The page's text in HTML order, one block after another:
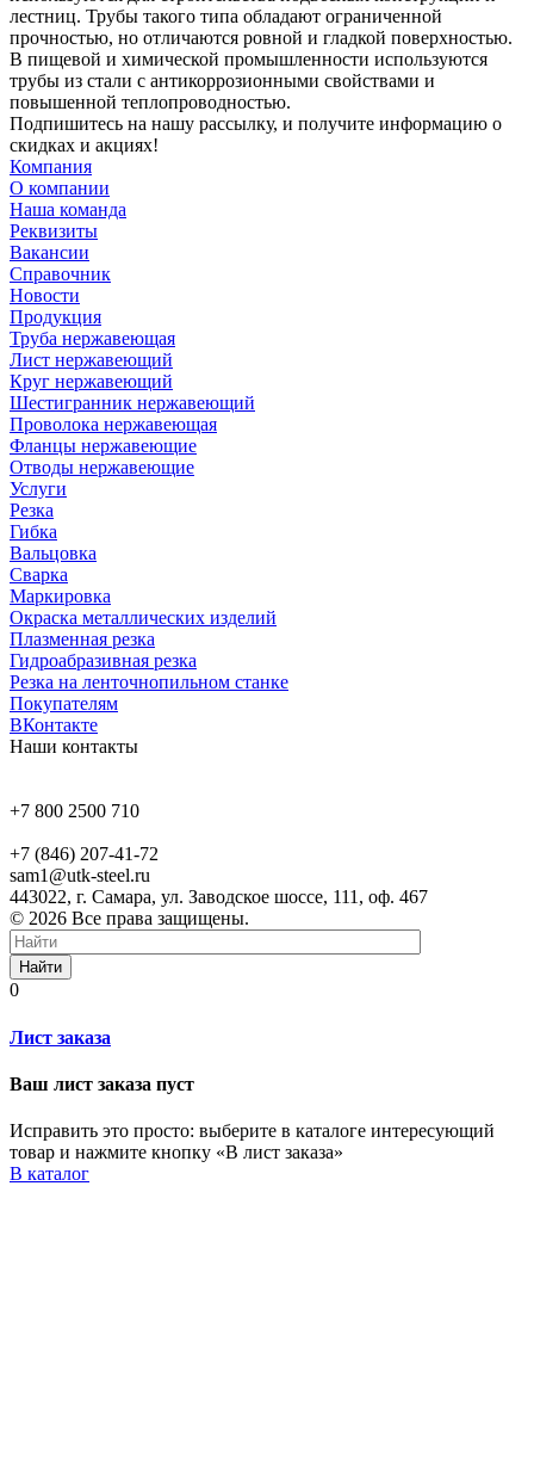
лестниц. Трубы такого типа обладают ограниченной
прочностью, но отличаются ровной и гладкой поверхностью.
В пищевой и химической промышленности используются
трубы из стали с антикоррозионными свойствами и
повышенной теплопроводностью.
Подпишитесь на нашу рассылку, и получите информацию о
скидках и акциях!
Компания
О компании
Наша команда
Реквизиты
Вакансии
Справочник
Новости
Продукция
Труба нержавеющая
Лист нержавеющий
Круг нержавеющий
Шестигранник нержавеющий
Проволока нержавеющая
Фланцы нержавеющие
Отводы нержавеющие
Услуги
Резка
Гибка
Вальцовка
Сварка
Маркировка
Окраска металлических изделий
Плазменная резка
Гидроабразивная резка
Резка на ленточнопильном станке
Покупателям
ВКонтакте
Наши контакты
+7 800 2500 710
+7 (846) 207-41-72
sam1@utk-steel.ru
443022, г. Самара, ул. Заводское шоссе, 111, оф. 467
© 2026 Все права защищены.
Найти
0
Лист заказа
Ваш лист заказа пуст
Исправить это просто: выберите в каталоге интересующий
товар и нажмите кнопку «В лист заказа»
В каталог